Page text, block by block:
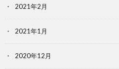
2021年2月
2021年1月
2020年12月